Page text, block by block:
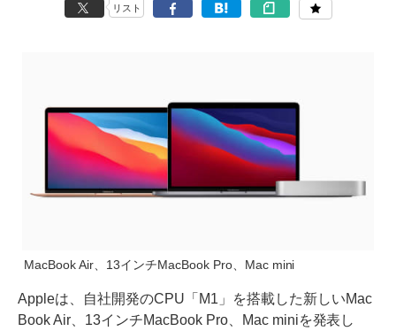
リスト
MacBook Air、13インチMacBook Pro、Mac mini
Appleは、自社開発のCPU「M1」を搭載した新しいMac
Book Air、13インチMacBook Pro、Mac miniを発表し